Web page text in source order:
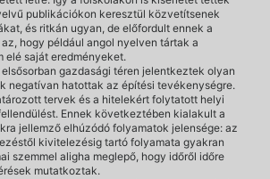
publikációkon keresztül közvetítsenek
és ritkán ugyan, de előfordult ennek a
hogy például angol nyelven tártak a
elé saját eredményeket.
gazdasági téren jelentkeztek olyan
negatívan hatottak az építési tevékenységre.
tervek és a hitelekért folytatott helyi
Ennek következtében kialakult a
jellemző elhúzódó folyamatok jelensége: az
kivitelezésig tartó folyamata gyakran
szemmel aligha meglepő, hogy időről időre
mutatkoztak.